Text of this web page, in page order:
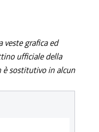
veste grafica ed
ufficiale della
è sostitutivo in alcun